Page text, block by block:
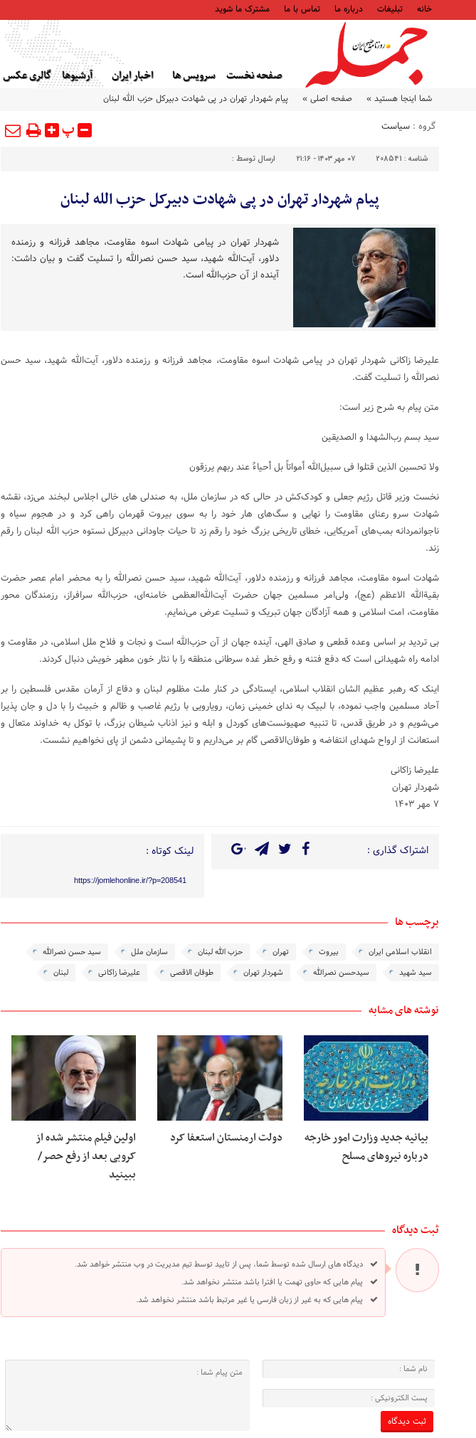
خانه تبلیغات درباره ما تماس با ما مشترک ما شوید
صفحه نخست سرویس ها اخبار ایران آرشیوها گالری عکس
شما اینجا هستید » صفحه اصلی » پیام شهردار تهران در پی شهادت دبیرکل حزب‌ الله لبنان
گروه : سیاست پ
شناسه : 208541 ۰۷ مهر ۱۴۰۳ - ۲۱:۱۶ ارسال توسط :
پیام شهردار تهران در پی شهادت دبیرکل حزب‌ الله لبنان
شهردار تهران در پیامی شهادت اسوه مقاومت، مجاهد فرزانه و رزمنده
دلاور، آیت‌الله شهید، سید حسن نصرالله را تسلیت گفت و بیان داشت:
آینده از آن حزب‌الله است‌.
علیرضا زاکانی شهردار تهران در پیامی شهادت اسوه مقاومت، مجاهد فرزانه و رزمنده دلاور، آیت‌الله شهید، سید حسن
نصرالله را تسلیت گفت.
متن پیام به شرح زیر است:
سید بسم رب‌الشهدا و الصدیقین
ولا تحسبن الذین قتلوا فی سبیل‌الله أمواتاً بل أحیاءٌ عند ربهم یرزقون
نخست وزیر قاتل رژیم جعلی و کودک‌کش در حالی که در سازمان ملل، به صندلی های خالی اجلاس لبخند می‌زد، نقشه
شهادت سرو رعنای مقاومت را نهایی و سگ‌های هار خود را به سوی بیروت قهرمان راهی کرد و در هجوم سیاه و
ناجوانمردانه بمب‌های آمریکایی، خطای تاریخی بزرگ خود را رقم زد تا حیات جاودانی دبیرکل نستوه حزب الله لبنان را رقم
زند.
شهادت اسوه مقاومت، مجاهد فرزانه و رزمنده دلاور، آیت‌الله شهید، سید حسن نصرالله را به محضر امام عصر حضرت
بقیة‌الله الاعظم (عج)، ولی‌امر مسلمین جهان حضرت آیت‌الله‌العظمی خامنه‌ای، حزب‌الله سرافراز، رزمندگان محور
مقاومت، امت اسلامی و همه آزادگان جهان تبریک و تسلیت عرض می‌نمایم.
بی تردید بر اساس وعده قطعی و صادق الهی، آینده جهان از آن حزب‌الله است و نجات و فلاح ملل اسلامی، در مقاومت و
ادامه راه شهیدانی است که دفع فتنه و رفع خطر غده سرطانی منطقه را با نثار خون مطهر خویش دنبال کردند.
اینک که رهبر عظیم الشان انقلاب اسلامی، ایستادگی در کنار ملت مظلوم لبنان و دفاع از آرمان مقدس فلسطین را بر
آحاد مسلمین واجب نموده، با لبیک به ندای خمینی زمان، رویارویی با رژیم غاصب و ظالم و خبیث را با دل و جان پذیرا
می‌شویم و در طریق قدس، تا تنبیه صهیونست‌های کوردل و ابله و نیز اذناب شیطان بزرگ، با توکل به خداوند متعال و
استعانت از ارواح شهدای انتفاضه و طوفان‌الاقصی گام بر می‌داریم و تا پشیمانی دشمن از پای نخواهیم نشست.
علیرضا زاکانی
شهردار تهران
٧ مهر ١۴٠٣
اشتراک گذاری : لینک کوتاه :
https://jomlehonline.ir/?p=208541
برچسب ها
انقلاب اسلامی ایران بیروت تهران حزب الله لبنان سازمان ملل
سید حسن نصرالله
سید شهید
سیدحسن نصرالله شهردار تهران طوفان الاقصی علیرضا زاکانی لبنان
نوشته های مشابه
بیانیه جدید وزارت امور خارجه
درباره نیروهای مسلح
دولت ارمنستان استعفا کرد
اولین فیلم منتشر شده از
کروبی بعد از رفع حصر/
ببینید
ثبت دیدگاه
دیدگاه های ارسال شده توسط شما، پس از تایید توسط تیم مدیریت در وب منتشر خواهد شد.
پیام هایی که حاوی تهمت یا افترا باشد منتشر نخواهد شد.
پیام هایی که به غیر از زبان فارسی یا غیر مرتبط باشد منتشر نخواهد شد.